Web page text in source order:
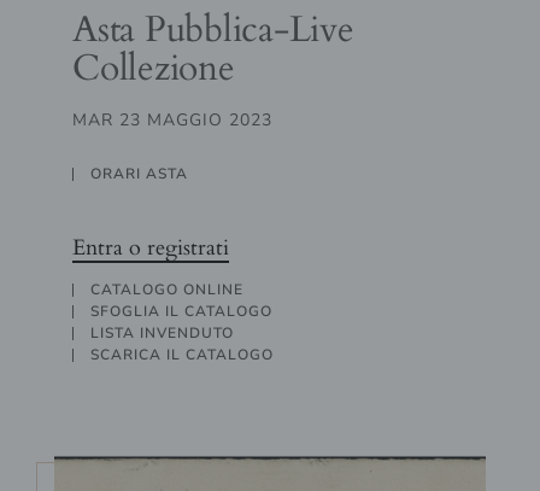
Asta Pubblica-Live
Collezione
MAR 23 MAGGIO 2023
ORARI ASTA
Entra o registrati
CATALOGO ONLINE
SFOGLIA IL CATALOGO
LISTA INVENDUTO
SCARICA IL CATALOGO